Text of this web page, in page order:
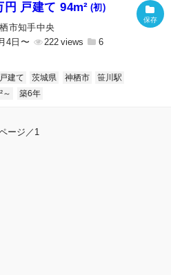
円 戸建て 94m² (初)
市知手中央
4日〜
222 6
戸建て 茨城県 神栖市
笹川駅
～ 築6年
ージ／1